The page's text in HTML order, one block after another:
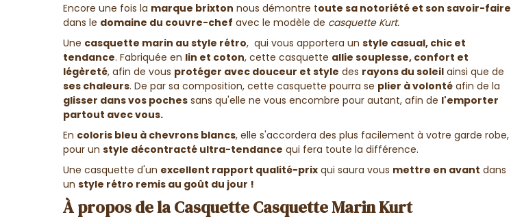
Encore une fois la marque brixton nous démontre toute sa notoriété et son savoir-faire
dans le domaine du couvre-chef avec le modèle de casquette Kurt.
Une casquette marin au style rétro, qui vous apportera un style casual, chic et
tendance. Fabriquée en lin et coton, cette casquette allie souplesse, confort et
légèreté, afin de vous protéger avec douceur et style des rayons du soleil ainsi que de
ses chaleurs. De par sa composition, cette casquette pourra se plier à volonté afin de la
glisser dans vos poches sans qu'elle ne vous encombre pour autant, afin de l'emporter
partout avec vous.
En coloris bleu à chevrons blancs, elle s'accordera des plus facilement à votre garde robe,
pour un style décontracté ultra-tendance qui fera toute la différence.
Une casquette d'un excellent rapport qualité-prix qui saura vous mettre en avant dans
un style rétro remis au goût du jour !
À propos de la Casquette Casquette Marin Kurt